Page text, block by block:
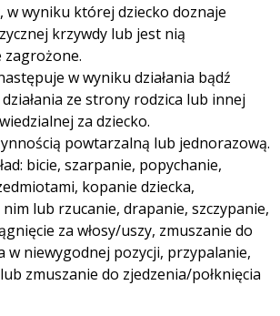
w wyniku której dziecko doznaje
krzywdy lub jest nią
zagrożone.
w wyniku działania bądź
ze strony rodzica lub innej
za dziecko.
powtarzalną lub jednorazową.
bicie, szarpanie, popychanie,
kopanie dziecka,
lub rzucanie, drapanie, szczypanie,
za włosy/uszy, zmuszanie do
w niewygodnej pozycji, przypalanie,
zmuszanie do zjedzenia/połknięcia